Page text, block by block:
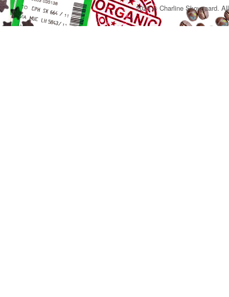
2026 © Charline Skovgaard.